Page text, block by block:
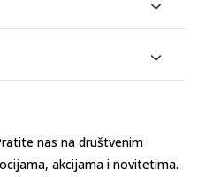
nas na društvenim
akcijama i novitetima.